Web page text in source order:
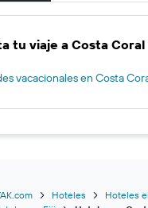
tu viaje a Costa Coral
vacacionales en Costa
Hoteles
Hoteles